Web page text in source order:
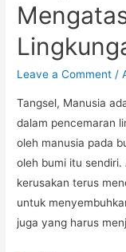
Leave a Comment /
Tangsel, Manusia
dalam pencemaran
oleh manusia pada
oleh bumi itu
kerusakan terus
untuk
juga yang harus